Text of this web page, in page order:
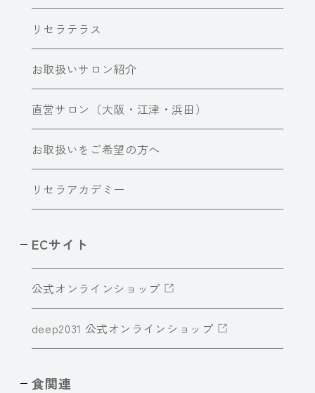
リセラテラス
お取扱いサロン紹介
直営サロン（大阪・江津・浜田）
お取扱いをご希望の方へ
リセラアカデミー
ECサイト
公式オンラインショップ
deep2031 公式オンラインショップ
食関連